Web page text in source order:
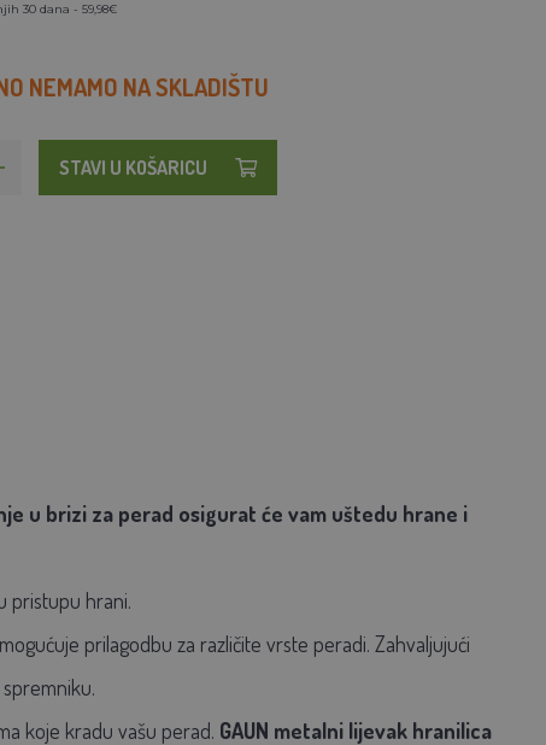
30 dana - 59,98€
NEMAMO NA SKLADIŠTU
STAVI U KOŠARICU
u brizi za perad osigurat će vam uštedu hrane i
pristupu hrani.
prilagodbu za različite vrste peradi. Zahvaljujući
koje kradu vašu perad. GAUN metalni lijevak hranilica